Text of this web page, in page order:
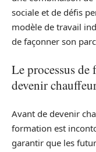
sociale et de défis
modèle de travail
de façonner son
Le processus de
devenir
Avant de devenir
formation est
garantir que les